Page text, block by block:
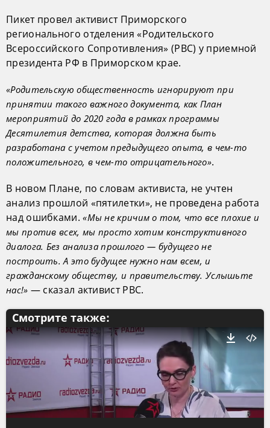
Пикет провел активист Приморского
регионального отделения «Родительского
Всероссийского Сопротивления» (РВС) у приемной
президента РФ в Приморском крае.
«Родительскую общественность игнорируют при
принятии такого важного документа, как План
мероприятий до 2020 года в рамках программы
Десятилетия детства, которая должна быть
разработана с учетом предыдущего опыта, в чем-то
положительного, в чем-то отрицательного».
В новом Плане, по словам активиста, не учтен
анализ прошлой «пятилетки», не проведена работа
над ошибками.«Мы не кричим о том, что все плохие и
мы против всех, мы просто хотим конструктивного
диалога. Без анализа прошлого — будущего не
построить. А это будущее нужно нам всем, и
гражданскому обществу, и правительству. Услышьте
нас!» — сказал активист РВС.
Смотрите также: